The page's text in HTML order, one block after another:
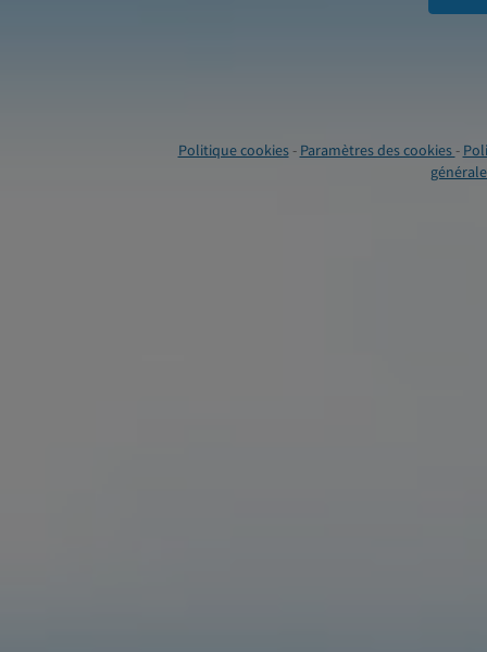
Politique cookies- Paramètres des cookies-